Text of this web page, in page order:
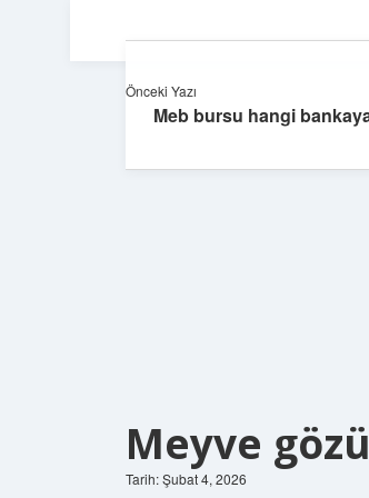
Meyve
Tarih: Şubat 4, 2026
Önceki Yazı
Meb bursu hangi